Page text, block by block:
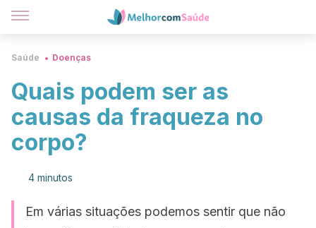
Saúde Doenças
Quais podem ser as
causas da fraqueza no
corpo?
4 minutos
Em várias situações podemos sentir que não